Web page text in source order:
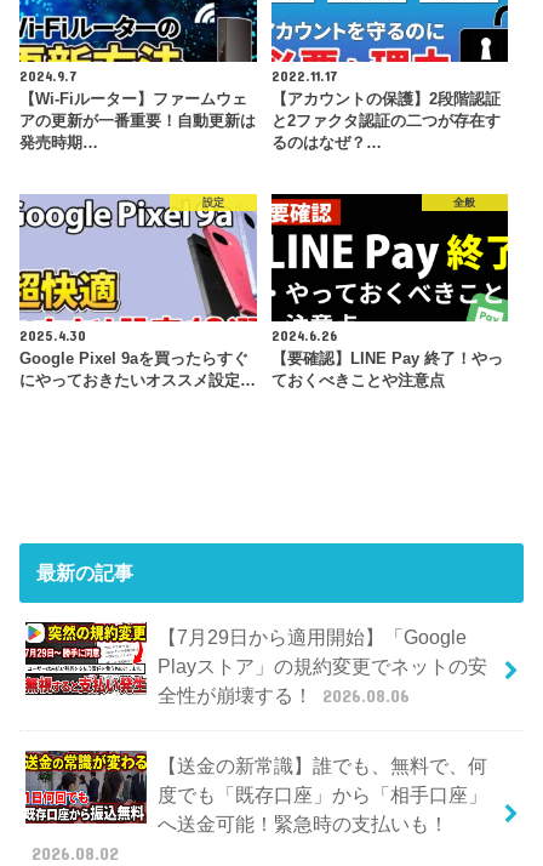
2024.9.7
【Wi-Fiルーター】ファームウェ
アの更新が一番重要！自動更新は
発売時期…
2022.11.17
【アカウントの保護】2段階認証
と2ファクタ認証の二つが存在す
るのはなぜ？…
設定
2025.4.30
Google Pixel 9aを買ったらすぐ
にやっておきたいオススメ設定…
全般
2024.6.26
【要確認】LINE Pay 終了！やっ
ておくべきことや注意点
最新の記事
【7月29日から適用開始】「Google
Playストア」の規約変更でネットの安
全性が崩壊する！
2026.08.06
【送金の新常識】誰でも、無料で、何
度でも「既存口座」から「相手口座」
へ送金可能！緊急時の支払いも！
2026.08.02